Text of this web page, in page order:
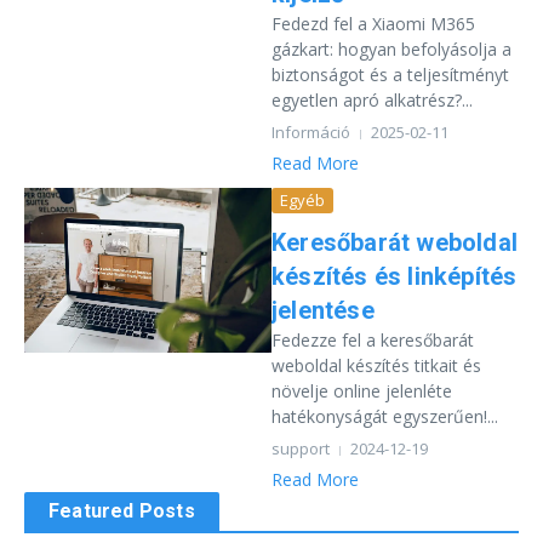
Fedezd fel a Xiaomi M365
gázkart: hogyan befolyásolja a
biztonságot és a teljesítményt
egyetlen apró alkatrész?...
Információ 2025-02-11
Read More
Egyéb
Keresőbarát weboldal
készítés és linképítés
jelentése
Fedezze fel a keresőbarát
weboldal készítés titkait és
növelje online jelenléte
hatékonyságát egyszerűen!...
support 2024-12-19
Read More
Featured Posts